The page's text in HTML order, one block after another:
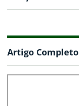
Artigo Completo